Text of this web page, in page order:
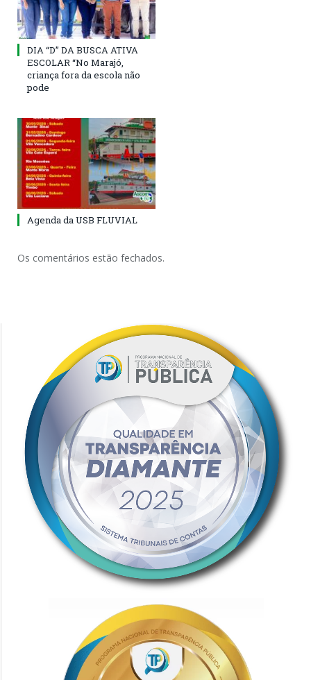
DIA “D” DA BUSCA ATIVA
ESCOLAR “No Marajó,
criança fora da escola não
pode
Agenda da USB FLUVIAL
Os comentários estão fechados.